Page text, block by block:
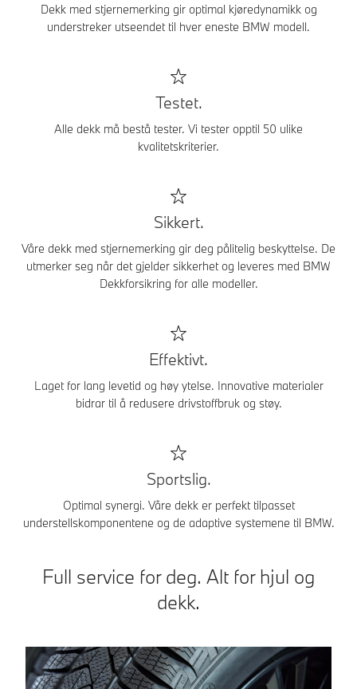
Dekk med stjernemerking gir optimal kjøredynamikk og
understreker utseendet til hver eneste BMW modell.
Testet.
Alle dekk må bestå tester. Vi tester opptil 50 ulike
kvalitetskriterier.
Sikkert.
Våre dekk med stjernemerking gir deg pålitelig beskyttelse. De
utmerker seg når det gjelder sikkerhet og leveres med BMW
Dekkforsikring for alle modeller.
Effektivt.
Laget for lang levetid og høy ytelse. Innovative materialer
bidrar til å redusere drivstoffbruk og støy.
Sportslig.
Optimal synergi. Våre dekk er perfekt tilpasset
understellskomponentene og de adaptive systemene til BMW.
Full service for deg. Alt for hjul og
dekk.